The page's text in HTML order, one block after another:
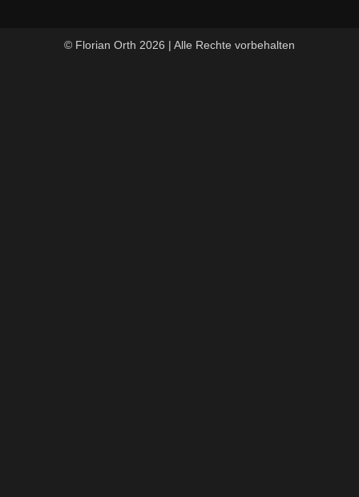
© Florian Orth 2026 | Alle Rechte vorbehalten